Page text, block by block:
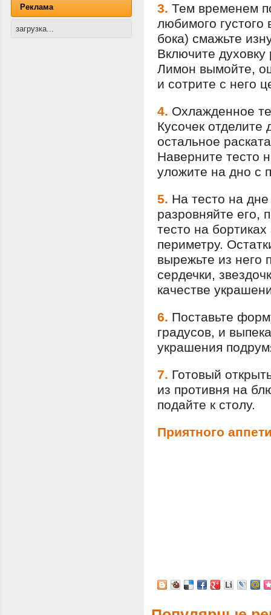
Реклама
загрузка...
3. Тем временем
любимого
бока) смажьте
Включите духовку
Лимон вымойте,
и сотрите с него
4. Охлажденное
Кусочек отделите
остальное
Наверните тесто
уложите на дно с
5. На тесто на
разровняйте его,
тесто на
периметру.
вырежьте из него
сердечки,
качестве
6. Поставьте
градусов, и
украшения
7. Готовый
из противня на
подайте к столу.
Приятного